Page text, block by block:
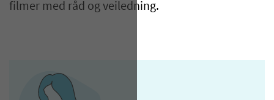
filmer med råd og veiledning.